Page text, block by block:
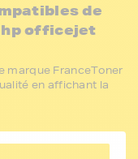
de
hp officejet
marque FranceToner
en affichant la